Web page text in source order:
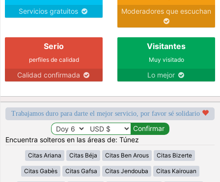
Servicios gratuitos Moderadores que escuchan
Serio
perfiles de calidad
Calidad confirmada
Visitantes
Muy visitado
Lo mejor
Trabajamos duro para darte el mejor servicio, por favor sé solidario
Encuentra solteros en las áreas de: Túnez
Citas Ariana Citas Béja Citas Ben Arous Citas Bizerte
Citas Gabès Citas Gafsa Citas Jendouba Citas Kairouan